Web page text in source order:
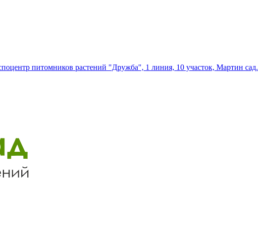
питомников растений "Дружба", 1 линия, 10 участок, Мартин сад.